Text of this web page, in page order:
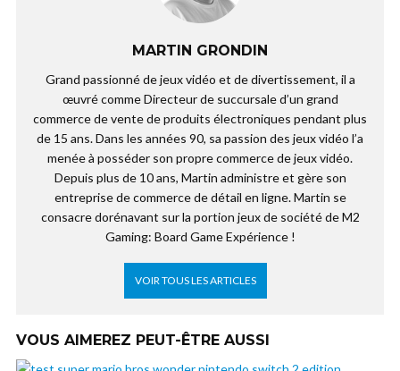
MARTIN GRONDIN
Grand passionné de jeux vidéo et de divertissement, il a
œuvré comme Directeur de succursale d’un grand
commerce de vente de produits électroniques pendant plus
de 15 ans. Dans les années 90, sa passion des jeux vidéo l’a
menée à posséder son propre commerce de jeux vidéo.
Depuis plus de 10 ans, Martin administre et gère son
entreprise de commerce de détail en ligne. Martin se
consacre dorénavant sur la portion jeux de société de M2
Gaming: Board Game Expérience !
VOIR TOUS LES ARTICLES
VOUS AIMEREZ PEUT-ÊTRE AUSSI